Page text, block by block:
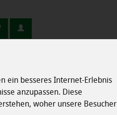
ein besseres Internet-Erlebnis
anzupassen. Diese
woher unsere Besucher